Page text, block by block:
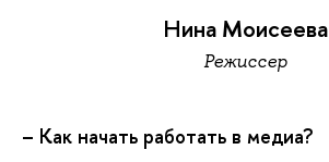
Нина Моисеева
Режиссер
– Как начать работать в медиа?